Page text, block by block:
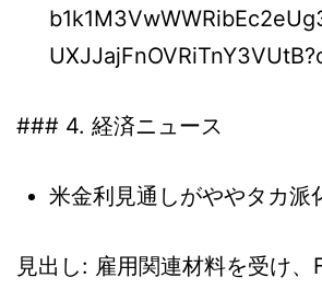
### 4. 経済ニュース
米金利見通しがややタカ派
見出し: 雇用関連材料を受け